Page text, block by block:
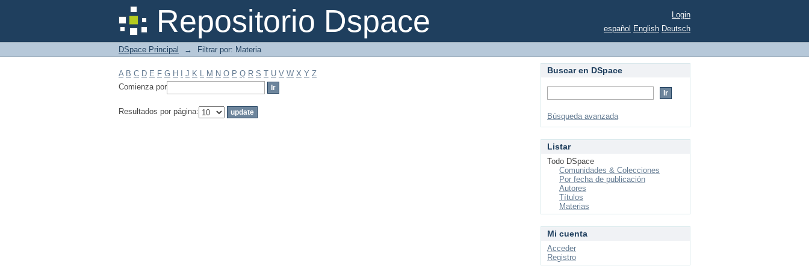
Repositorio Dspace
Filtrar por: Materia
Login
español English Deutsch
DSpace Principal → Filtrar por: Materia
A B C D E F G H J K L M N O P Q R S T U V W X Y Z
Comienza por
Resultados por página:
Buscar en DSpace
Búsqueda avanzada
Listar
Todo DSpace
Comunidades & Colecciones
Por fecha de publicación
Autores
Títulos
Materias
Mi cuenta
Acceder
Registro